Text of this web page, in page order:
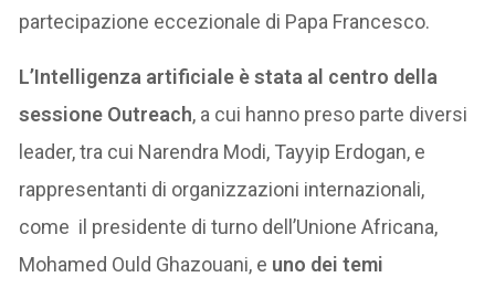
partecipazione eccezionale di Papa Francesco.
L’Intelligenza artificiale è stata al centro della
sessione Outreach, a cui hanno preso parte diversi
leader, tra cui Narendra Modi, Tayyip Erdogan, e
rappresentanti di organizzazioni internazionali,
come il presidente di turno dell’Unione Africana,
Mohamed Ould Ghazouani, e uno dei temi